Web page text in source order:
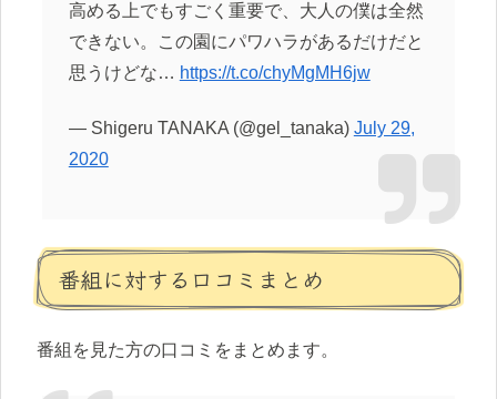
高める上でもすごく重要で、大人の僕は全然
できない。この園にパワハラがあるだけだと
思うけどな… https://t.co/chyMgMH6jw
— Shigeru TANAKA (@gel_tanaka) July 29,
2020
番組に対する口コミまとめ
番組を見た方の口コミをまとめます。